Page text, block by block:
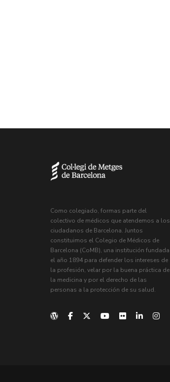
Como colegiado, formas parte del
colectivo de médicos que atendemos a los
ciudadanos de Barcelona. Juntos
constituimos el Colegio de Médicos de
Barcelona (CoMB), una institución fundada
el año 1894 para defender los intereses de
la profesión, velar por la buena práctica de
la medicina y por el derecho de las
personas a la protección de su salud.